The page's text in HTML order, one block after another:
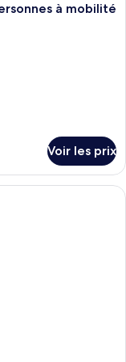
à mobilité
Voir les prix